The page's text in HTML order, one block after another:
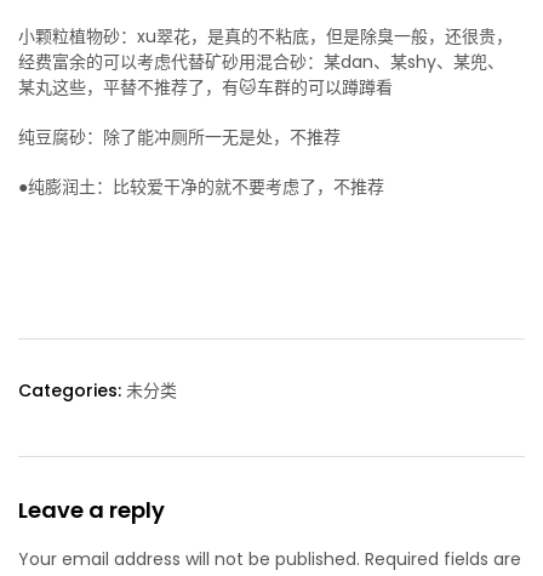
小颗粒植物砂：xu翠花，是真的不粘底，但是除臭一般，还很贵，
经费富余的可以考虑代替矿砂用混合砂：某dan、某shy、某兜、
某丸这些，平替不推荐了，有🐱车群的可以蹲蹲看
纯豆腐砂：除了能冲厕所一无是处，不推荐
●纯膨润土：比较爱干净的就不要考虑了，不推荐
Categories: 未分类
Leave a reply
Your email address will not be published. Required fields are